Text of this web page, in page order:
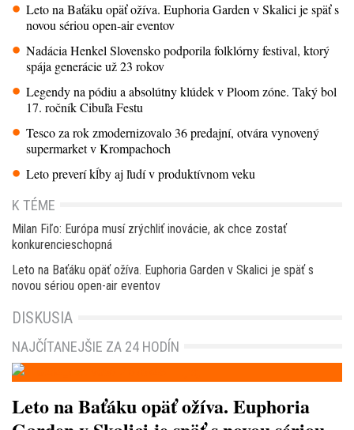
Leto na Baťáku opäť ožíva. Euphoria Garden v Skalici je späť s
novou sériou open-air eventov
Nadácia Henkel Slovensko podporila folklórny festival, ktorý
spája generácie už 23 rokov
Legendy na pódiu a absolútny klúdek v Ploom zóne. Taký bol
17. ročník Cibuľa Festu
Tesco za rok zmodernizovalo 36 predajní, otvára vynovený
supermarket v Krompachoch
Leto preverí kĺby aj ľudí v produktívnom veku
K TÉME
Milan Fiľo: Európa musí zrýchliť inovácie, ak chce zostať
konkurencieschopná
Leto na Baťáku opäť ožíva. Euphoria Garden v Skalici je späť s
novou sériou open-air eventov
DISKUSIA
NAJČÍTANEJŠIE ZA 24 HODÍN
Leto na Baťáku opäť ožíva. Euphoria